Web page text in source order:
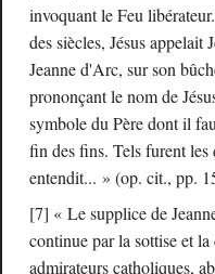
invoquant le Feu
des siècles, Jésus
Jeanne d'Arc, sur son
prononçant le nom de
symbole du Père dont il
fin des fins. Tels furent
entendit... » (op. cit., pp.
[7] « Le supplice de
continue par la sottise et
admirateurs catholiques,